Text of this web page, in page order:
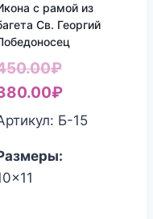
с рамой из
Св. Георгий
₽
цена
составляла
₽Текущая
цена:
Б-15